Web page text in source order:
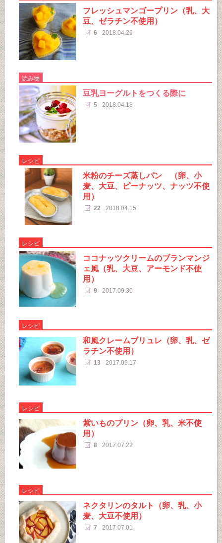
フレッシュマンゴープリン（乳、大
豆、ゼラチン不使用）
6 2018.04.29
読み物
豆乳ヨーグルトをつくる際に
5 2018.04.18
レシピ
米粉のチーズ蒸しパン （卵、小
麦、大豆、ピーナッツ、ナッツ不使
用）
22 2018.04.15
レシピ
ココナッツクリームのブランマンジ
ェ風（乳、大豆、アーモンド不使
用）
9 2017.09.30
レシピ
和風クレームブリュレ（卵、乳、ゼ
ラチン不使用）
13 2017.09.17
レシピ
紫いものプリン（卵、乳、米不使
用）
8 2017.07.22
レシピ
ネクタリンのタルト（卵、乳、小
麦、大豆不使用）
7 2017.07.01